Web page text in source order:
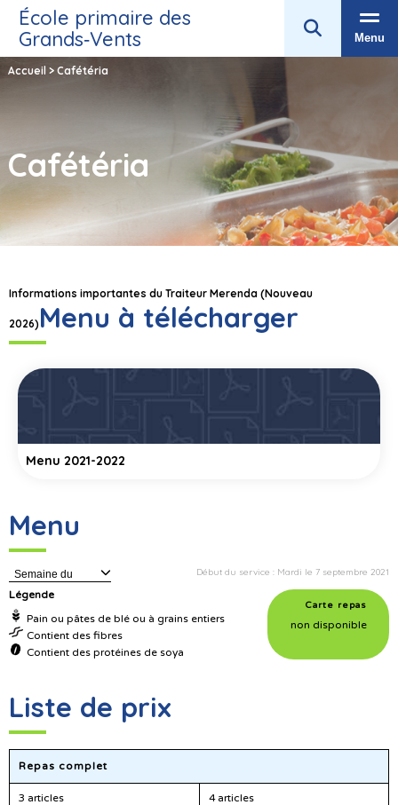
École primaire des
Grands‑Vents
Menu
Accueil> Cafétéria
Cafétéria
Informations importantes du Traiteur Merenda (Nouveau
2026) Menu à télécharger
Menu 2021-2022
Menu
Semaine du Début du service : Mardi le 7 septembre 2021
Légende
Pain ou pâtes de blé ou à grains entiers
Contient des fibres
Contient des protéines de soya
Carte repas
non disponible
Liste de prix
Repas complet
3 articles
4 articles